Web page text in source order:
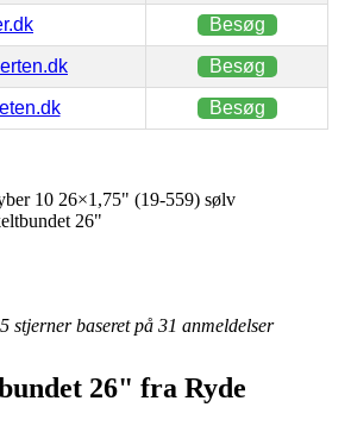
Besøg
Besøg
Besøg
10 26×1,75" (19-559) sølv
26"
stjerner baseret på 31 anmeldelser
26" fra Ryde